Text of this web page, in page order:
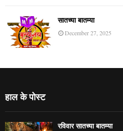
सातच्या बातम्या
December 27, 2025
हाल के पोस्ट
रविवार सातच्या बातम्या